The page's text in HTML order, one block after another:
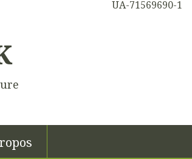
UA-71569690-1